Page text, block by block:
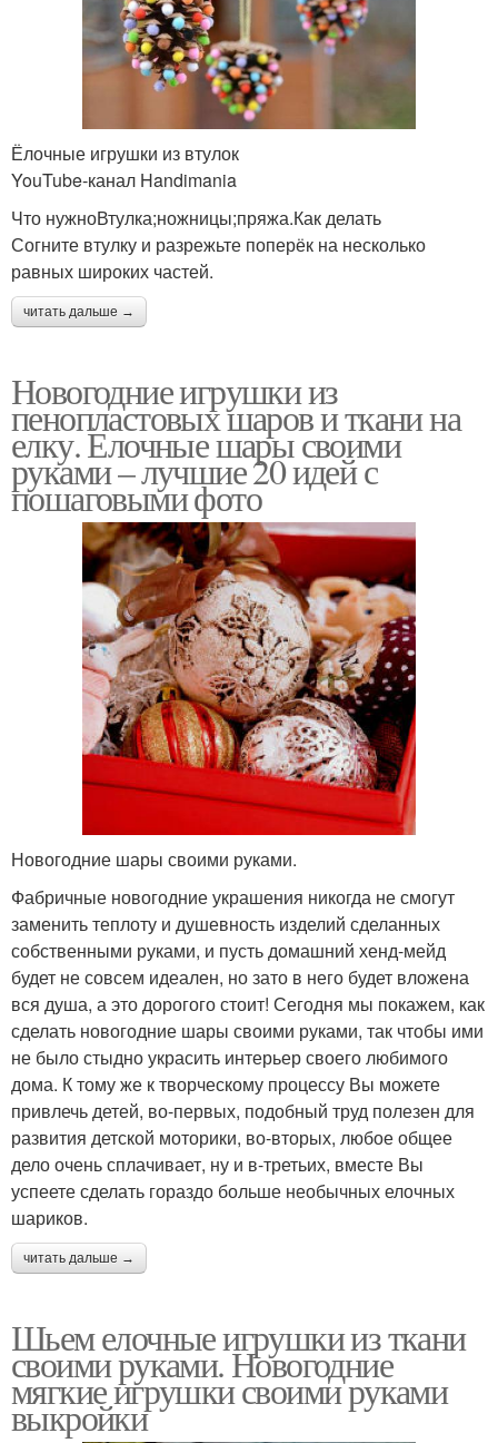
Ёлочные игрушки из втулок
YouTube‑канал Handimania
Что нужноВтулка;ножницы;пряжа.Как делать
Согните втулку и разрежьте поперёк на несколько
равных широких частей.
читать дальше →
Новогодние игрушки из
пенопластовых шаров и ткани на
елку. Елочные шары своими
руками – лучшие 20 идей с
пошаговыми фото
Новогодние шары своими руками.
Фабричные новогодние украшения никогда не смогут
заменить теплоту и душевность изделий сделанных
собственными руками, и пусть домашний хенд-мейд
будет не совсем идеален, но зато в него будет вложена
вся душа, а это дорогого стоит! Сегодня мы покажем, как
сделать новогодние шары своими руками, так чтобы ими
не было стыдно украсить интерьер своего любимого
дома. К тому же к творческому процессу Вы можете
привлечь детей, во-первых, подобный труд полезен для
развития детской моторики, во-вторых, любое общее
дело очень сплачивает, ну и в-третьих, вместе Вы
успеете сделать гораздо больше необычных елочных
шариков.
читать дальше →
Шьем елочные игрушки из ткани
своими руками. Новогодние
мягкие игрушки своими руками
выкройки